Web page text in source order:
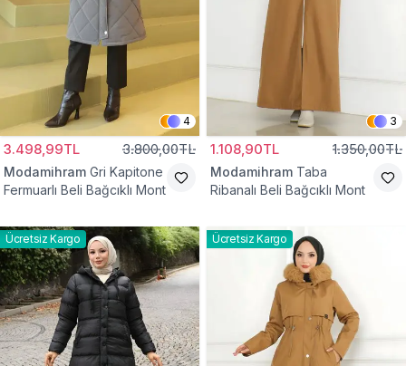
4
3.498,99TL 3.800,00TL
Modamihram Gri Kapitone
Fermuarlı Beli Bağcıklı Mont
3
1.108,90TL 1.350,00TL
Modamihram Taba
Ribanalı Beli Bağcıklı Mont
Ücretsiz Kargo Ücretsiz Kargo